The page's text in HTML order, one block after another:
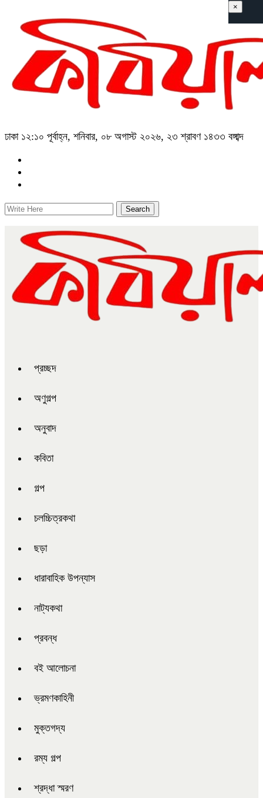
ঢাকা ১২:১০ পূর্বাহ্ন, শনিবার, ০৮ অগাস্ট ২০২৬, ২৩ শ্রাবণ ১৪৩৩ বঙ্গাব্দ
প্রচ্ছদ
অণুগল্প
অনুবাদ
কবিতা
গল্প
চলচ্চিত্রকথা
ছড়া
ধারাবাহিক উপন্যাস
নাট্যকথা
প্রবন্ধ
বই আলোচনা
ভ্রমণকাহিনী
মুক্তগদ্য
রম্য গল্প
শ্রদ্ধা স্মরণ
×